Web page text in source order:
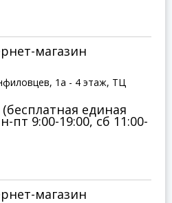
магазин
1а - 4 этаж, ТЦ
(бесплатная единая
пт 9:00-19:00, сб 11:00-
магазин